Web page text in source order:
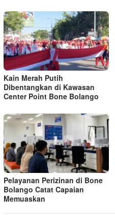
Kain Merah Putih
Dibentangkan di Kawasan
Center Point Bone Bolango
Pelayanan Perizinan di Bone
Bolango Catat Capaian
Memuaskan